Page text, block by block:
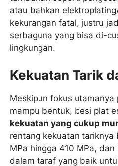
atau bahkan
kekurangan fatal, justru
serbaguna yang bisa di-
lingkungan.
Kekuatan Tarik
Meskipun fokus utamanya
mampu bentuk, besi plat
kekuatan yang cukup
rentang kekuatan tariknya
MPa hingga 410 MPa,
dalam taraf yang baik